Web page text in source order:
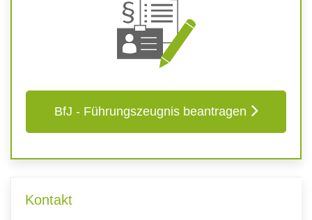
BfJ - Führungszeugnis beantragen
Kontakt